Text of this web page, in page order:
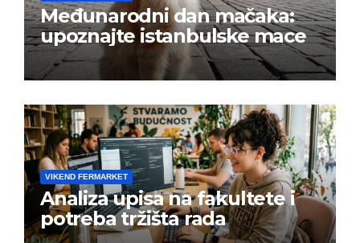
Međunarodni dan mačaka:
upoznajte istanbulske mace
VIKEND FERMARKET
Analiza upisa na fakultete i
potreba tržišta rada